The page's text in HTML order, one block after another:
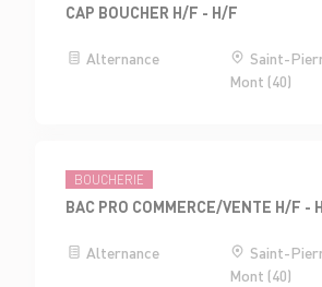
CAP BOUCHER H/F - H/F
Alternance
Saint-
Mont (40)
BOUCHERIE
BAC PRO COMMERCE/VENTE H/F -
Alternance
Saint-
Mont (40)